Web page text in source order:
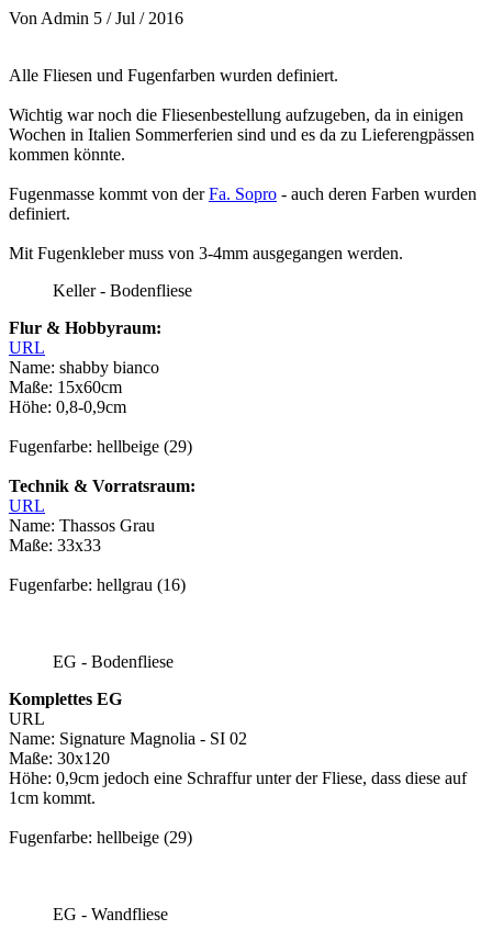
Von Admin 5 / Jul / 2016
Alle Fliesen und Fugenfarben wurden definiert.
Wichtig war noch die Fliesenbestellung aufzugeben, da in einigen
Wochen in Italien Sommerferien sind und es da zu Lieferengpässen
kommen könnte.
Fugenmasse kommt von derFa. Sopro - auch deren Farben wurden
definiert.
Mit Fugenkleber muss von 3-4mm ausgegangen werden.
Keller - Bodenfliese
Flur & Hobbyraum:
URL
Name: shabby bianco
Maße: 15x60cm
Höhe: 0,8-0,9cm
Fugenfarbe: hellbeige (29)
Technik & Vorratsraum:
URL
Name: Thassos Grau
Maße: 33x33
Fugenfarbe: hellgrau (16)
EG - Bodenfliese
Komplettes EG
URL
Name: Signature Magnolia - SI 02
Maße: 30x120
Höhe: 0,9cm jedoch eine Schraffur unter der Fliese, dass diese auf
1cm kommt.
Fugenfarbe: hellbeige (29)
EG - Wandfliese